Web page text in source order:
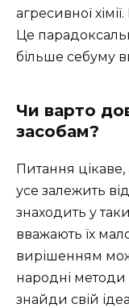
агресивної
Це
більше себуму
Чи варто
засобам?
Питання цікаве,
усе залежить
знаходить у
вважають їх
вирішенням
народні
знайди свій